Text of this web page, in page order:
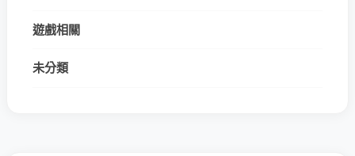
遊戲相關
未分類